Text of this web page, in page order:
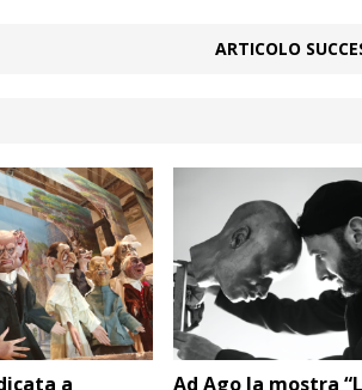
ARTICOLO
a Ad Ago la mostra